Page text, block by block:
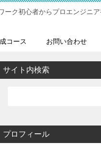
ーク初心者からプロエンジニア
コース お問い合わせ
サイト内検索
プロフィール